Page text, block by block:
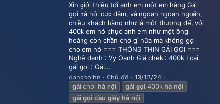
Xin giới thiệu tới anh em một em hàng Gái
gọi hà nội cực dâm, và ngoan ngoan ngoãn,
chiều khách hàng như là một thượng đế, với
400k em nó phục anh em như một ông
hoàng còn chần chờ gì nữa mà không gọi
cho em nó === THÔNG THIN GÁI GỌI ===
Nghệ danh : Vy Oanh Giá chek : 400k Loại
gái gọi : Gái...
danchoihn
Chủ đề
13/12/24
gái chơi hà nội gái gọi 400k hà nội
gái gọi cầu giấy hà nội